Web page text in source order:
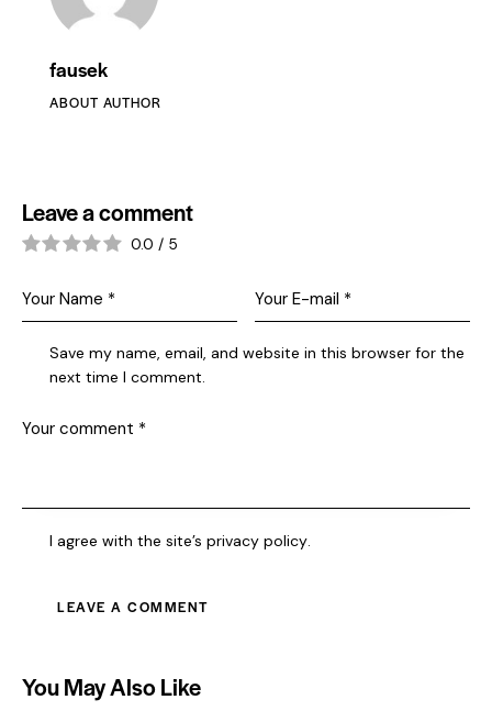
fausek
ABOUT AUTHOR
Leave a comment
0.0 / 5
Save my name, email, and website in this browser for the
next time I comment.
I agree with the site’sprivacy policy.
You May Also Like